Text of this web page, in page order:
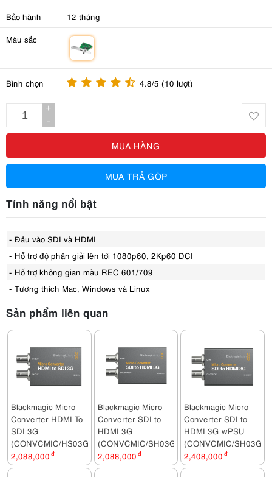
Bảo hành 12 tháng
Màu sắc
Bình chọn 4.8/5 (10 lượt)
+
-
MUA HÀNG
MUA TRẢ GÓP
Tính năng nổi bật
- Đầu vào SDI và HDMI
- Hỗ trợ độ phân giải lên tới 1080p60, 2Kp60 DCI
- Hỗ trợ không gian màu REC 601/709
- Tương thích Mac, Windows và Linux
Sản phẩm liên quan
Blackmagic Micro
Converter HDMI To
SDI 3G
(CONVCMIC/HS03G)
2,088,000 đ
Blackmagic Micro
Converter SDI to
HDMI 3G
(CONVCMIC/SH03G)
2,088,000 đ
Blackmagic Micro
Converter SDI to
HDMI 3G wPSU
(CONVCMIC/SH03G/
2,408,000 đ